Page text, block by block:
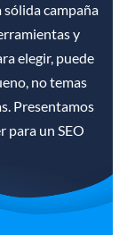
campaña
y
elegir, puede
no temas
Presentamos
para un SEO